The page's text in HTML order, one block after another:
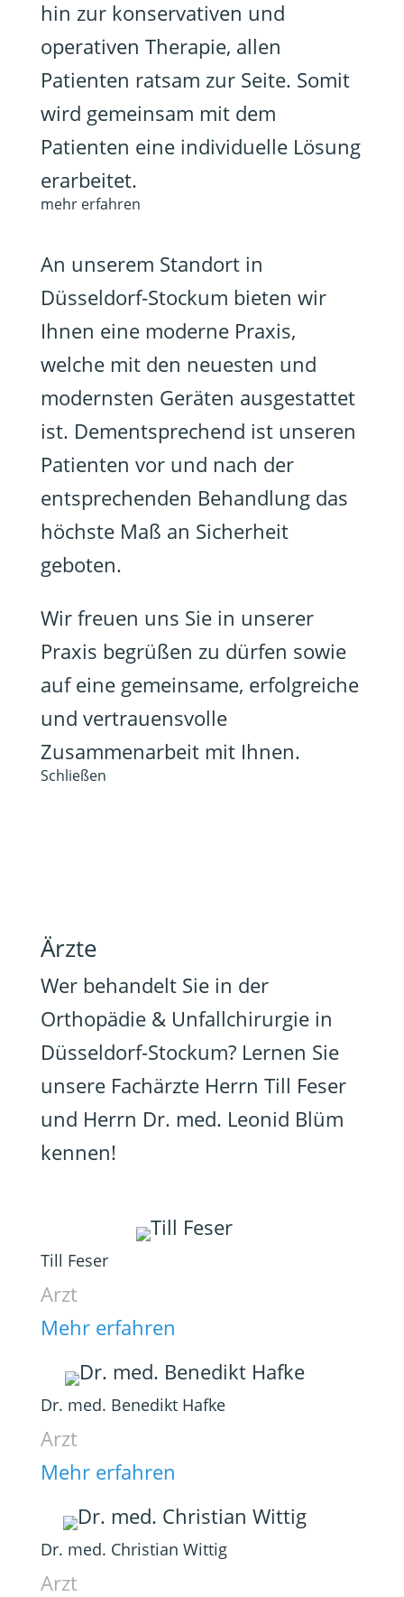
hin zur konservativen und
operativen Therapie, allen
Patienten ratsam zur Seite. Somit
wird gemeinsam mit dem
Patienten eine individuelle Lösung
erarbeitet.
mehr erfahren
An unserem Standort in
Düsseldorf-Stockum bieten wir
Ihnen eine moderne Praxis,
welche mit den neuesten und
modernsten Geräten ausgestattet
ist. Dementsprechend ist unseren
Patienten vor und nach der
entsprechenden Behandlung das
höchste Maß an Sicherheit
geboten.
Wir freuen uns Sie in unserer
Praxis begrüßen zu dürfen sowie
auf eine gemeinsame, erfolgreiche
und vertrauensvolle
Zusammenarbeit mit Ihnen.
Schließen
Ärzte
Wer behandelt Sie in der
Orthopädie & Unfallchirurgie in
Düsseldorf-Stockum? Lernen Sie
unsere Fachärzte Herrn Till Feser
und Herrn Dr. med. Leonid Blüm
kennen!
Till Feser
Arzt
Mehr erfahren
Dr. med. Benedikt Hafke
Arzt
Mehr erfahren
Dr. med. Christian Wittig
Arzt